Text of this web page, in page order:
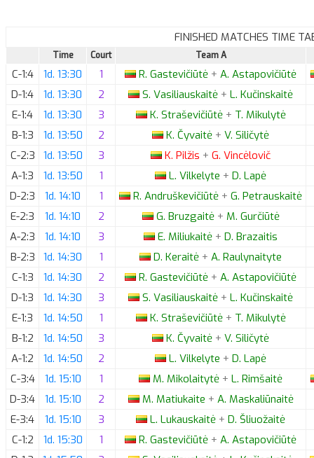
FINISHED MATCHES TIME
Time Court Team A
C-1:4 1d. 13:30 1 R. Gastevičiūtė + A. Astapovičiūtė
D-1:4
1d. 13:30 2 S. Vasiliauskaitė + L. Kučinskaitė
E-1:4
1d. 13:30 3 K. Straševičiūtė + T. Mikulytė
B-1:3
1d. 13:50 2 K. Čyvaitė + V. Siličytė
C-2:3
1d. 13:50 3 K. Pilžis + G. Vincėlovič
A-1:3
1d. 13:50 1 L. Vilkelyte + D. Lapė
D-2:3
1d. 14:10 1 R. Andruškevičiūtė + G. Petrauskaitė
E-2:3
1d. 14:10 2 G. Bruzgaitė + M. Gurčiūtė
A-2:3
1d. 14:10 3 E. Miliukaitė + D. Brazaitis
B-2:3
1d. 14:30 1 D. Keraitė + A. Raulynaityte
C-1:3
1d. 14:30 2 R. Gastevičiūtė + A. Astapovičiūtė
D-1:3
1d. 14:30 3 S. Vasiliauskaitė + L. Kučinskaitė
E-1:3
1d. 14:50 1 K. Straševičiūtė + T. Mikulytė
B-1:2
1d. 14:50 3 K. Čyvaitė + V. Siličytė
A-1:2
1d. 14:50 2 L. Vilkelyte + D. Lapė
C-3:4
1d. 15:10 1 M. Mikolaitytė + L. Rimšaitė
D-3:4
1d. 15:10 2 M. Matiukaite + A. Maskaliūnaitė
E-3:4
1d. 15:10 3 L. Lukauskaitė + D. Šliuožaitė
C-1:2
1d. 15:30 1 R. Gastevičiūtė + A. Astapovičiūtė